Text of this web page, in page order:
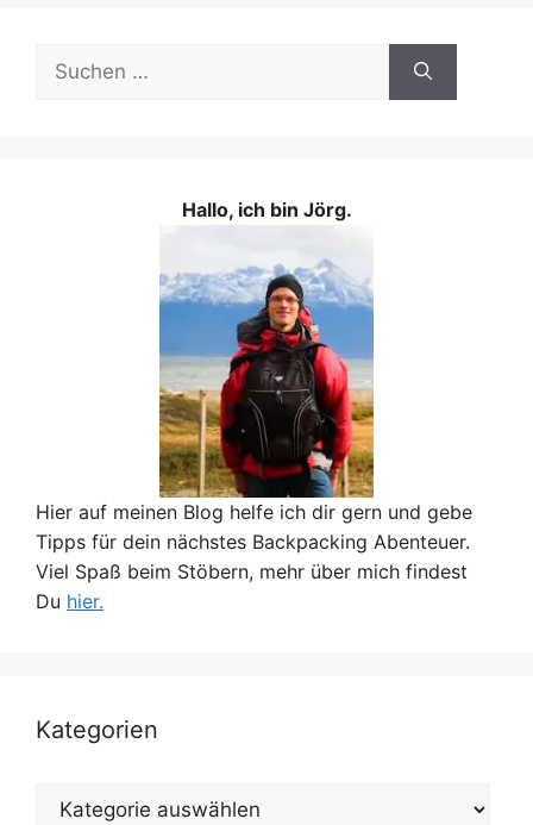
nach:
Hallo, ich bin Jörg.
Hier auf meinen Blog helfe ich dir gern und gebe
Tipps für dein nächstes Backpacking Abenteuer.
Viel Spaß beim Stöbern, mehr über mich findest
Du hier.
Kategorien
Kategorien